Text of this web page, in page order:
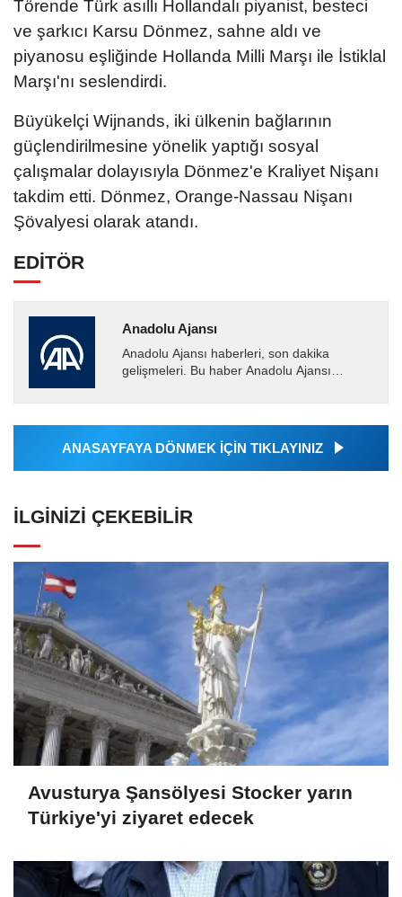
Törende Türk asıllı Hollandalı piyanist, besteci
ve şarkıcı Karsu Dönmez, sahne aldı ve
piyanosu eşliğinde Hollanda Milli Marşı ile İstiklal
Marşı'nı seslendirdi.
Büyükelçi Wijnands, iki ülkenin bağlarının
güçlendirilmesine yönelik yaptığı sosyal
çalışmalar dolayısıyla Dönmez'e Kraliyet Nişanı
takdim etti. Dönmez, Orange-Nassau Nişanı
Şövalyesi olarak atandı.
EDİTÖR
Anadolu Ajansı
Anadolu Ajansı haberleri, son dakika
gelişmeleri. Bu haber Anadolu Ajansı
tarafından geçilen tüm...
ANASAYFAYA DÖNMEK İÇİN TIKLAYINIZ
İLGINIZI ÇEKEBILIR
Avusturya Şansölyesi Stocker yarın
Türkiye'yi ziyaret edecek